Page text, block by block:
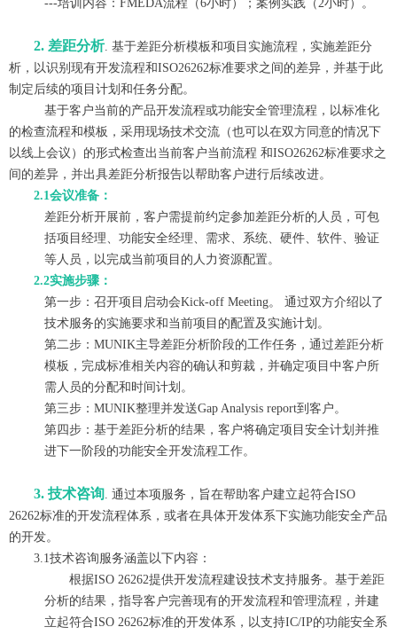
---培训内容：FMEDA流程（6小时）；案例实践（2小时）。
2. 差距分析. 基于差距分析模板和项目实施流程，实施差距分
析，以识别现有开发流程和ISO26262标准要求之间的差异，并基于此
制定后续的项目计划和任务分配。
基于客户当前的产品开发流程或功能安全管理流程，以标准化
的检查流程和模板，采用现场技术交流（也可以在双方同意的情况下
以线上会议）的形式检查出当前客户当前流程 和ISO26262标准要求之
间的差异，并出具差距分析报告以帮助客户进行后续改进。
2.1会议准备：
差距分析开展前，客户需提前约定参加差距分析的人员，可包
括项目经理、功能安全经理、需求、系统、硬件、软件、验证
等人员，以完成当前项目的人力资源配置。
2.2实施步骤：
第一步：召开项目启动会Kick-off Meeting。 通过双方介绍以了
技术服务的实施要求和当前项目的配置及实施计划。
第二步：MUNIK主导差距分析阶段的工作任务，通过差距分析
模板，完成标准相关内容的确认和剪裁，并确定项目中客户所
需人员的分配和时间计划。
第三步：MUNIK整理并发送Gap Analysis report到客户。
第四步：基于差距分析的结果，客户将确定项目安全计划并推
进下一阶段的功能安全开发流程工作。
3. 技术咨询 . 通过本项服务，旨在帮助客户建立起符合ISO
26262标准的开发流程体系，或者在具体开发体系下实施功能安全产品
的开发。
3.1技术咨询服务涵盖以下内容：
根据ISO 26262提供开发流程建设技术支持服务。基于差距
分析的结果，指导客户完善现有的开发流程和管理流程，并建
立起符合ISO 26262标准的开发体系，以支持IC/IP的功能安全系